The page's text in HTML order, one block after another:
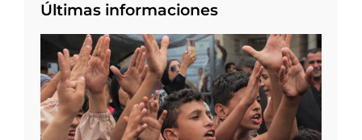
Últimas informaciones